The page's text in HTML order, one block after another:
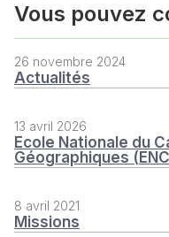
Vous pouvez
26 novembre 2024
Actualités
13 avril 2026
Ecole Nationale du
Géographiques
8 avril 2021
Missions